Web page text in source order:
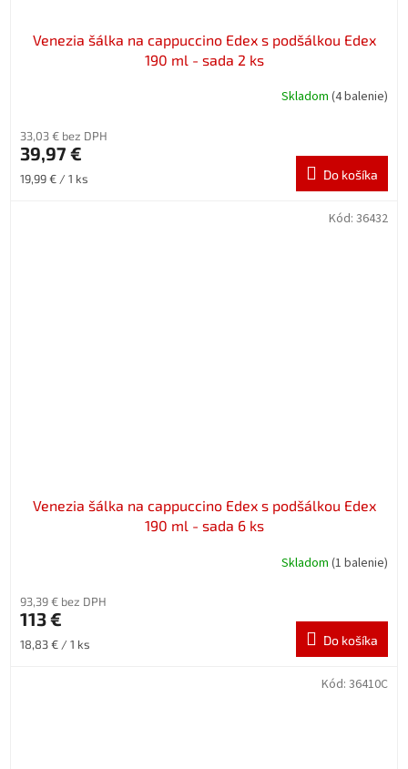
Venezia šálka na cappuccino Edex s podšálkou Edex
190 ml - sada 2 ks
Skladom (4 balenie)
33,03 € bez DPH
39,97 €
Jednotková
19,99 € / 1 ks Do košíka
Venezia šálka na cappuccino Edex s podšálkou Edex
190 ml - sada 6 ks
Skladom (1 balenie)
93,39 € bez DPH
113 €
Jednotková
18,83 € / 1 ks Do košíka
Kód: 36432
Kód: 36410C